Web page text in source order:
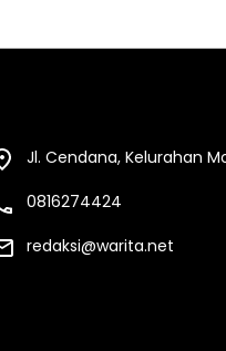
Jl. Cendana, Kelurahan
0816274424
redaksi@warita.net